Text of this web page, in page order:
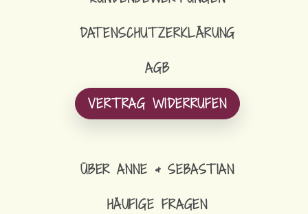
DATENSCHUTZERKLÄRUNG
AGB
VERTRAG WIDERRUFEN
ÜBER ANNE & SEBASTIAN
HÄUFIGE FRAGEN